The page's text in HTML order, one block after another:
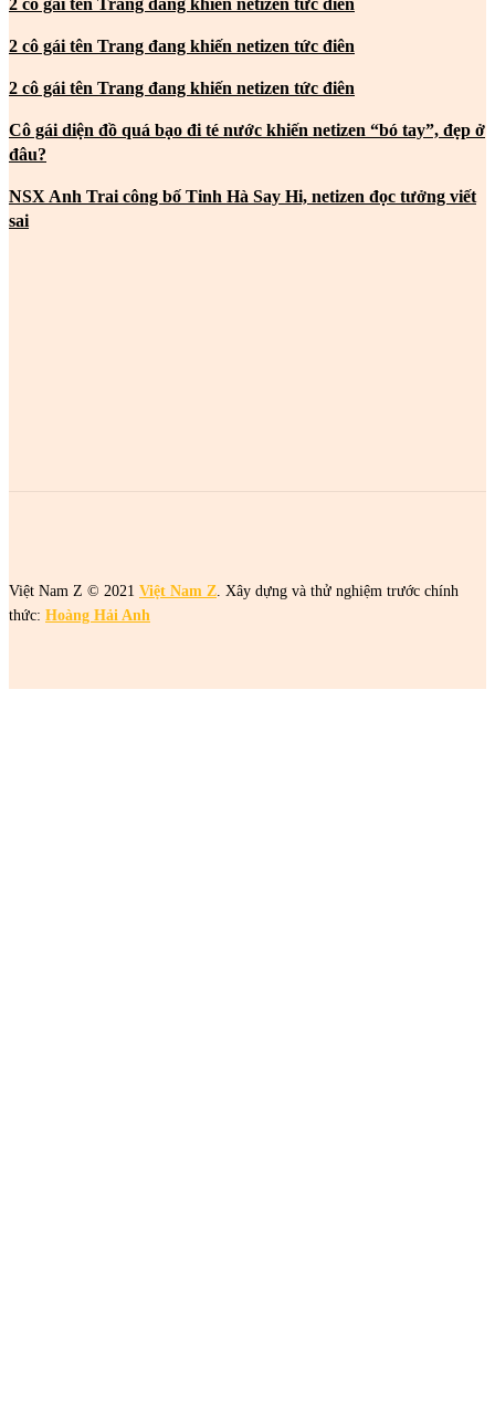
2 cô gái tên Trang đang khiến netizen tức điên
2 cô gái tên Trang đang khiến netizen tức điên
2 cô gái tên Trang đang khiến netizen tức điên
Cô gái diện đồ quá bạo đi té nước khiến netizen “bó tay”, đẹp ở
đâu?
NSX Anh Trai công bố Tinh Hà Say Hi, netizen đọc tưởng viết
sai
Việt Nam Z © 2021 Việt Nam Z . Xây dựng và thử nghiệm trước chính
thức: Hoàng Hải Anh